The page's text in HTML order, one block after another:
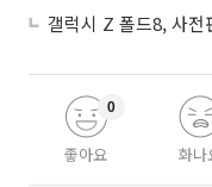
좋아요
0
화나